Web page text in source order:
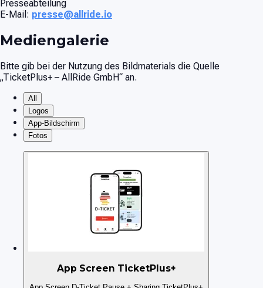
Presseabteilung
E-Mail: presse@allride.io
Mediengalerie
Bitte gib bei der Nutzung des Bildmaterials die Quelle
„TicketPlus+ – AllRide GmbH“ an.
All
Logos
App-Bildschirm
Fotos
App Screen TicketPlus+